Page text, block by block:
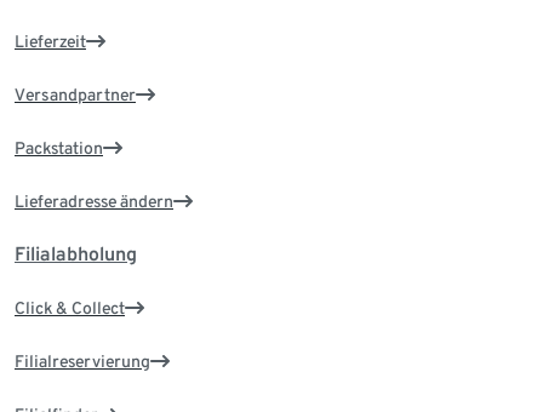
Lieferzeit
Versandpartner
Packstation
Lieferadresse ändern
Filialabholung
Click & Collect
Filialreservierung